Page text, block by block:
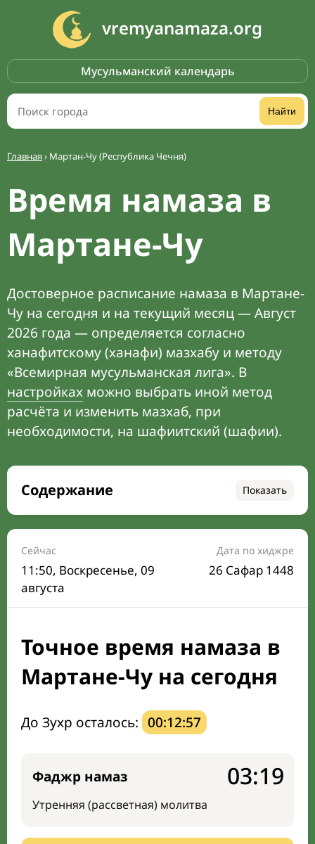
vremyanamaza.org
Мусульманский календарь
Найти
Главная› Мартан-Чу (Республика Чечня)
Время намаза в
Мартане-Чу
Достоверное расписание намаза в Мартане-
Чу на сегодня и на текущий месяц — Август
2026 года — определяется согласно
ханафитскому (ханафи) мазхабу и методу
«Всемирная мусульманская лига». В
настройках можно выбрать иной метод
расчёта и изменить мазхаб, при
необходимости, на шафиитский (шафии).
Содержание Показать
Время намаза на сегодня
Расписание на месяц
Время Сухура и Ифтара на сегодня
Календарь рамадана
Направление киблы
Сейчас
11:50, Воскресенье, 09
августа
Дата по хиджре
26 Сафар 1448
Точное время намаза в
Мартане-Чу на сегодня
До Зухр осталось: 00:12:56
Фаджр намаз
Утренняя (рассветная) молитва
03:19